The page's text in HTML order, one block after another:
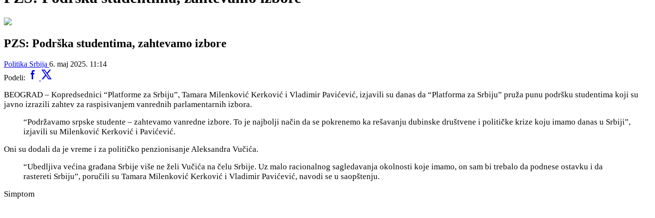
PZS: Podrška studentima, zahtevamo izbore
Politika Srbija 6. maj 2025. 11:14
Podeli:
BEOGRAD – Kopredsednici “Platforme za Srbiju”, Tamara Milenković Kerković i Vladimir Pavićević, izjavili su danas da “Platforma za Srbiju” pruža punu podršku studentima koji su
javno izrazili zahtev za raspisivanjem vanrednih parlamentarnih izbora.
“Podržavamo srpske studente – zahtevamo vanredne izbore. To je najbolji način da se pokrenemo ka rešavanju dubinske društvene i političke krize koju imamo danas u Srbiji”,
izjavili su Milenković Kerković i Pavićević.
Oni su dodali da je vreme i za političko penzionisanje Aleksandra Vučića.
“Ubedljiva većina građana Srbije više ne želi Vučića na čelu Srbije. Uz malo racionalnog sagledavanja okolnosti koje imamo, on sam bi trebalo da podnese ostavku i da
rastereti Srbiju”, poručili su Tamara Milenković Kerković i Vladimir Pavićević, navodi se u saopštenju.
Simptom